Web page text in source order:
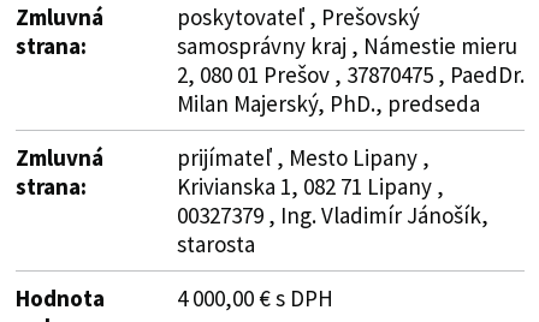
Zmluvná
strana:
poskytovateľ , Prešovský
samosprávny kraj , Námestie mieru
2, 080 01 Prešov , 37870475 , PaedDr.
Milan Majerský, PhD., predseda
Zmluvná
strana:
prijímateľ , Mesto Lipany ,
Krivianska 1, 082 71 Lipany ,
00327379 , Ing. Vladimír Jánošík,
starosta
Hodnota
4 000,00 € s DPH